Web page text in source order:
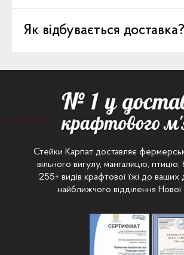
Як відбувається доставка?
Стейки Карпат доставляє
вільного вигулу, мангалицю, птицю,
255+ видів крафтової їжі до
найближчого відділення